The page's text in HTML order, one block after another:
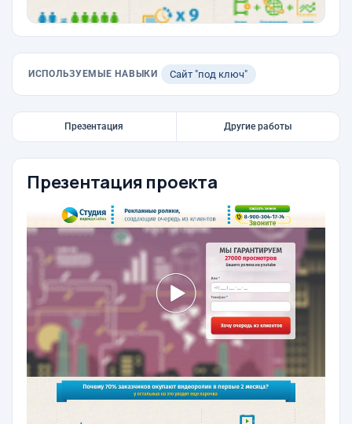
ИСПОЛЬЗУЕМЫЕ НАВЫКИ Сайт "под ключ"
Презентация Другие работы
Презентация проекта